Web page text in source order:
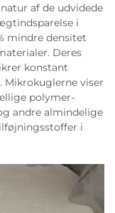
af de udvidede
i
mindre densitet
Deres
konstant
viser
polymer-
andre almindelige
i